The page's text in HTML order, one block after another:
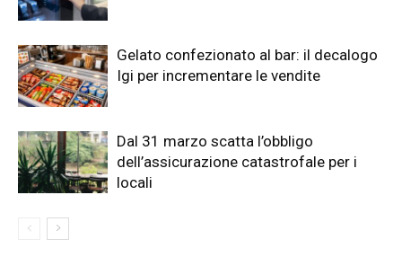
Gelato confezionato al bar: il decalogo
Igi per incrementare le vendite
Dal 31 marzo scatta l’obbligo
dell’assicurazione catastrofale per i
locali